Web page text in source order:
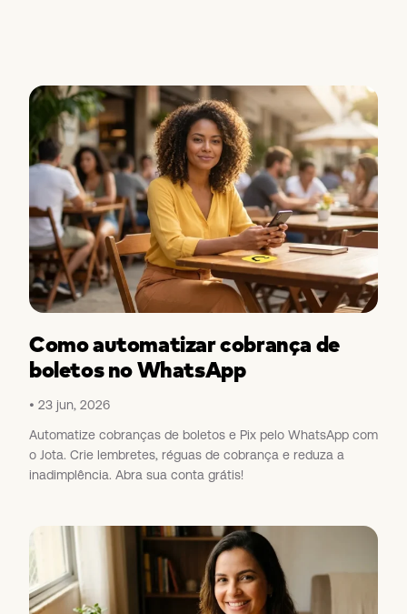
Como automatizar cobrança de
boletos no WhatsApp
23 jun, 2026
Automatize cobranças de boletos e Pix pelo WhatsApp com
o Jota. Crie lembretes, réguas de cobrança e reduza a
inadimplência. Abra sua conta grátis!